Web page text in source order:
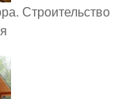
Строительство